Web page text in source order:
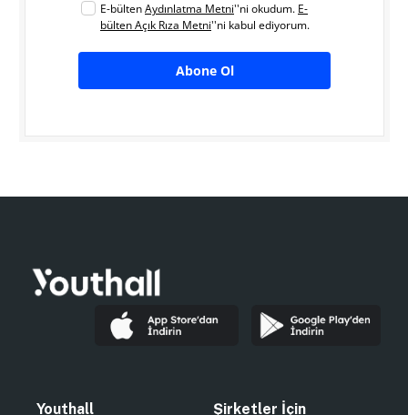
E-bültenAydınlatma Metni''ni okudum. E-
bülten Açık Rıza Metni''ni kabul ediyorum.
Abone Ol
Youthall Şirketler İçin